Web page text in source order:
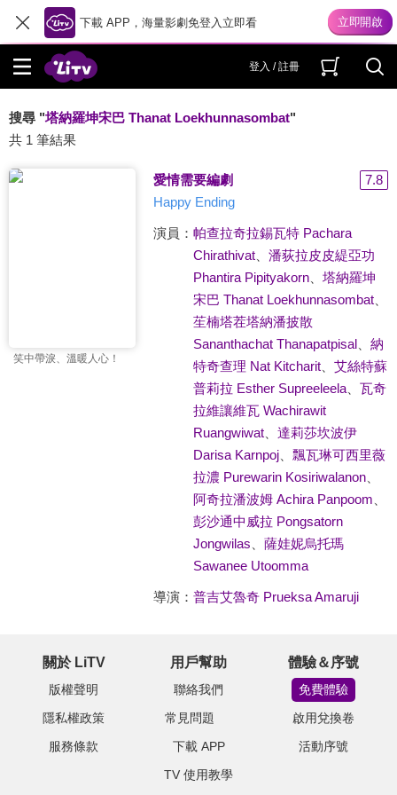
下載 APP，海量影劇免登入立即看
登入 / 註冊
搜尋 "塔納羅坤宋巴 Thanat Loekhunnasombat"
共 1 筆結果
笑中帶淚、溫暖人心！
愛情需要編劇
7.8
Happy Ending
演員： 帕查拉奇拉錫瓦特 Pachara
Chirathivat、 潘荻拉皮皮緹亞功
Phantira Pipityakorn、 塔納羅坤
宋巴 Thanat Loekhunnasombat、
苼楠塔茬塔納潘披散
Sananthachat Thanapatpisal、 納
特奇查理 Nat Kitcharit、 艾絲特蘇
普莉拉 Esther Supreeleela、 瓦奇
拉維讓維瓦 Wachirawit
Ruangwiwat、 達莉莎坎波伊
Darisa Karnpoj、 飄瓦琳可西里薇
拉濃 Purewarin Kosiriwalanon、
阿奇拉潘波姆 Achira Panpoom
彭沙通中威拉 Pongsatorn
Jongwilas
薩娃妮烏托瑪
Sawanee Utoomma
導演： 普吉艾魯奇 Prueksa Amaruji
關於 LiTV
版權聲明
隱私權政策
服務條款
用戶幫助
聯絡我們
常見問題
下載 APP
TV 使用教學
體驗＆序號
免費體驗
啟用兌換卷
活動序號